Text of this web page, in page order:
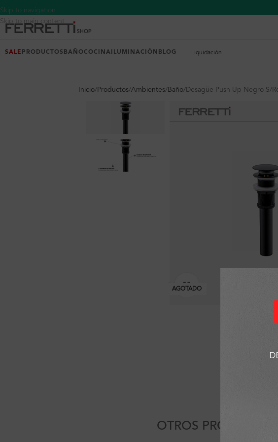
Skip to navigation
Skip to main content
SALE PRODUCTOS BAÑOCOCINA ILUMINACIÓN BLOG Liquidación
Inicio Productos Ambientes Baño Desagüe Push Up Negro S/
AGOTADO
Clic para ampliar
OTROS